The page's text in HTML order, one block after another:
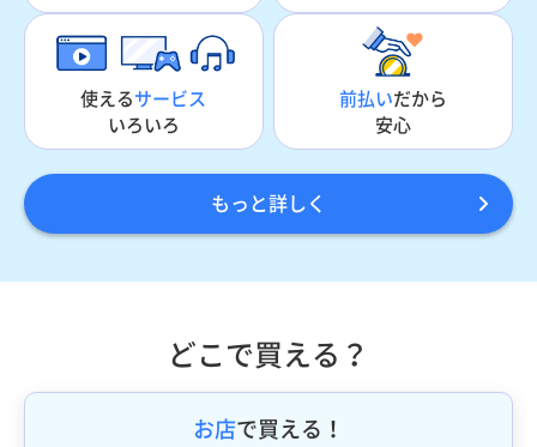
使える サービス
いろいろ
前払いだから
安心
もっと詳しく
どこで買える？
お店で買える！